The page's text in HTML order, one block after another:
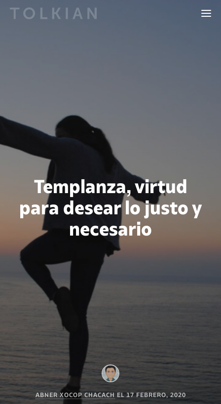
Templanza, virtud
para desear lo justo y
necesario
ABNER XOCOP CHACACH EL17 FEBRERO, 2020